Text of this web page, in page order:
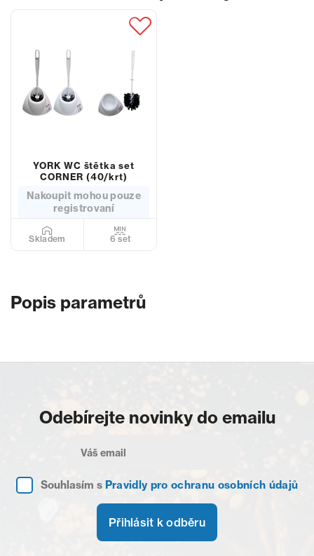
YORK WC štětka set
CORNER (40/krt)
Nakoupit mohou pouze
registrovaní
Skladem 6 set
Popis parametrů
Odebírejte novinky do emailu
Souhlasím s Pravidly pro ochranu osobních údajů
Přihlásit k odběru